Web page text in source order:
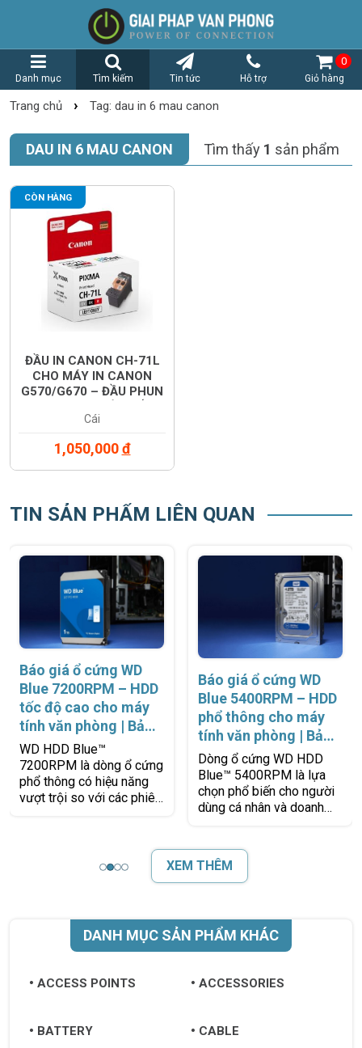
Danh mục Tìm kiếm Tin tức Hỗ trợ Giỏ hàng
0
Trang chủ › Tag: dau in 6 mau canon
DAU IN 6 MAU CANON Tìm thấy 1 sản phẩm
CÒN HÀNG
ĐẦU IN CANON CH-71L
CHO MÁY IN CANON
G570/G670 – ĐẦU PHUN
6 MÀU
Cái
1,050,000đ
TIN SẢN PHẨM LIÊN QUAN
Báo giá ổ cứng WD
Blue 7200RPM – HDD
tốc độ cao cho máy
tính văn phòng | Bảo
hành 2 năm 1 đổi 1 |
Chính hãng Western
Digital
WD HDD Blue™
7200RPM là dòng ổ cứng
phổ thông có hiệu năng
vượt trội so với các phiên
Báo giá ổ cứng WD
Blue 5400RPM – HDD
phổ thông cho máy
tính văn phòng | Bảo
hành 2 năm 1 đổi 1 |
Chính hãng Western
Digital
Dòng ổ cứng WD HDD
Blue™ 5400RPM là lựa
chọn phổ biến cho người
dùng cá nhân và doanh
tiết kiệm
XEM THÊM
DANH MỤC SẢN PHẨM KHÁC
ACCESS POINTS ACCESSORIES
BATTERY CABLE